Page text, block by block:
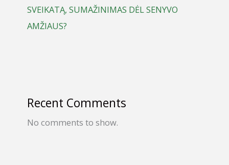
SVEIKATĄ, SUMAŽINIMAS DĖL SENYVO
AMŽIAUS?
Recent Comments
No comments to show.